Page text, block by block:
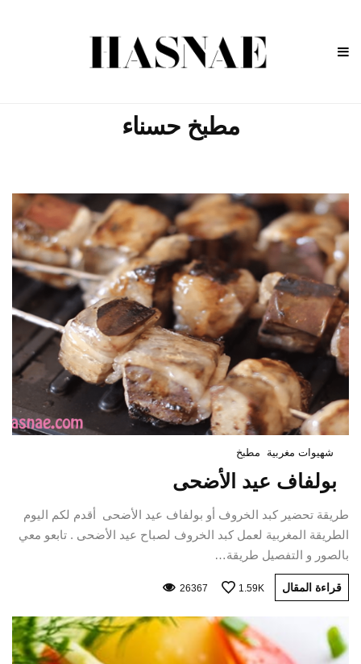
مطبخ حسناء
شهيوات مغربية مطبخ
بولفاف عيد الأضحى
طريقة تحضير كبد الخروف أو بولفاف عيد الأضحى أقدم لكم اليوم
الطريقة المغربية لعمل كبد الخروف لصباح عيد الأضحى . تابعو معي
بالصور و التفصيل طريقة…
قراءة المقال 1.59K
26367